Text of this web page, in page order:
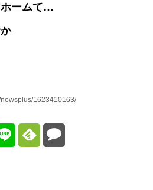
ホームて…
1623410163/